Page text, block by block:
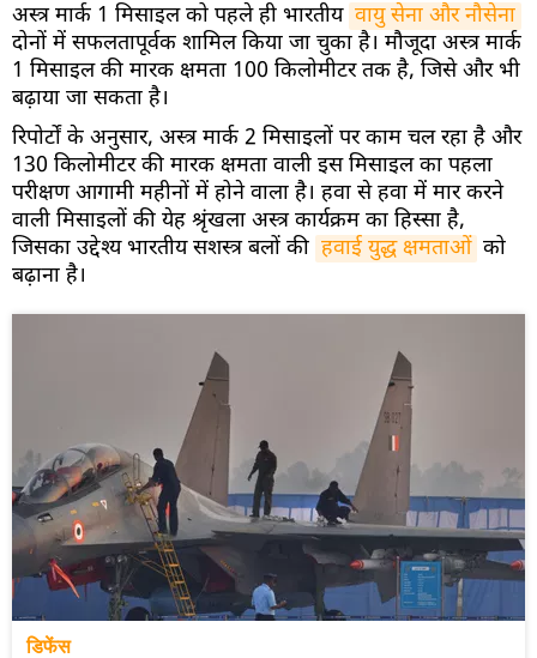
अस्त्र मार्क 1 मिसाइल को पहले ही भारतीय वायु सेना और नौसेना
दोनों में सफलतापूर्वक शामिल किया जा चुका है। मौजूदा अस्त्र मार्क
1 मिसाइल की मारक क्षमता 100 किलोमीटर तक है, जिसे और भी
बढ़ाया जा सकता है।
रिपोर्टों के अनुसार, अस्त्र मार्क 2 मिसाइलों पर काम चल रहा है और
130 किलोमीटर की मारक क्षमता वाली इस मिसाइल का पहला
परीक्षण आगामी महीनों में होने वाला है। हवा से हवा में मार करने
वाली मिसाइलों की येह श्रृंखला अस्त्र कार्यक्रम का हिस्सा है,
जिसका उद्देश्य भारतीय सशस्त्र बलों की हवाई युद्ध क्षमताओं को
बढ़ाना है।
डिफेंस